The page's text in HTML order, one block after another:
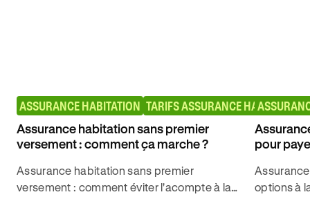
ASSURANCE HABITATION TARIFS ASSURANCE HABITATION
Assurance habitation sans premier
versement : comment ça marche ?
Assurance habitation sans premier
versement : comment éviter l'acompte à la
pour
options à